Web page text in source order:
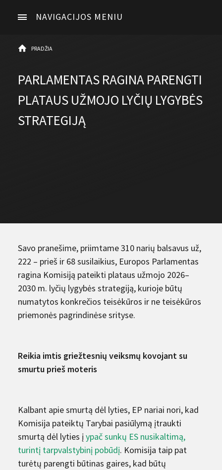
NAVIGACIJOS MENIU
PRADŽIA
PARLAMENTAS RAGINA PARENGTI
PLATAUS UŽMOJO LYČIŲ LYGYBĖS
STRATEGIJĄ
Savo pranešime, priimtame 310 narių balsavus už,
222 – prieš ir 68 susilaikius, Europos Parlamentas
ragina Komisiją pateikti plataus užmojo 2026–
2030 m. lyčių lygybės strategiją, kurioje būtų
numatytos konkrečios teisėkūros ir ne teisėkūros
priemonės pagrindinėse srityse.
Reikia imtis griežtesnių veiksmų kovojant su
smurtu prieš moteris
Kalbant apie smurtą dėl lyties, EP nariai nori, kad
Komisija pateiktų Tarybai pasiūlymą įtraukti
smurtą dėl lyties įypač sunkų ES nusikaltimą,
turintį tarpvalstybinį pobūdį. Komisija taip pat
turėtų parengti būtinas gaires, kad būtų